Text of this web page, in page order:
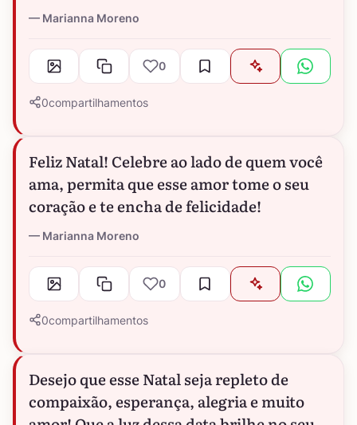
Marianna Moreno
0
0compartilhamentos
Feliz Natal! Celebre ao lado de quem você
ama, permita que esse amor tome o seu
coração e te encha de felicidade!
Marianna Moreno
0
0compartilhamentos
Desejo que esse Natal seja repleto de
compaixão, esperança, alegria e muito